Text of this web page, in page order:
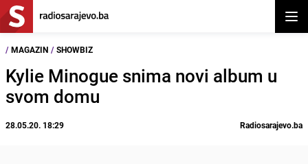
/ MAGAZIN / SHOWBIZ
Kylie Minogue snima novi album u
svom domu
28.05.20. 18:29 Radiosarajevo.ba